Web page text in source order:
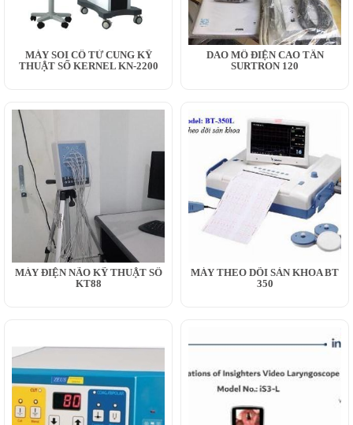
MÁY SOI CỔ TỬ CUNG KỸ
THUẬT SỐ KERNEL KN-2200
DAO MỔ ĐIỆN CAO TẦN
SURTRON 120
MÁY ĐIỆN NÃO KỸ THUẬT SỐ
KT88
MÁY THEO DÕI SẢN KHOA BT
350